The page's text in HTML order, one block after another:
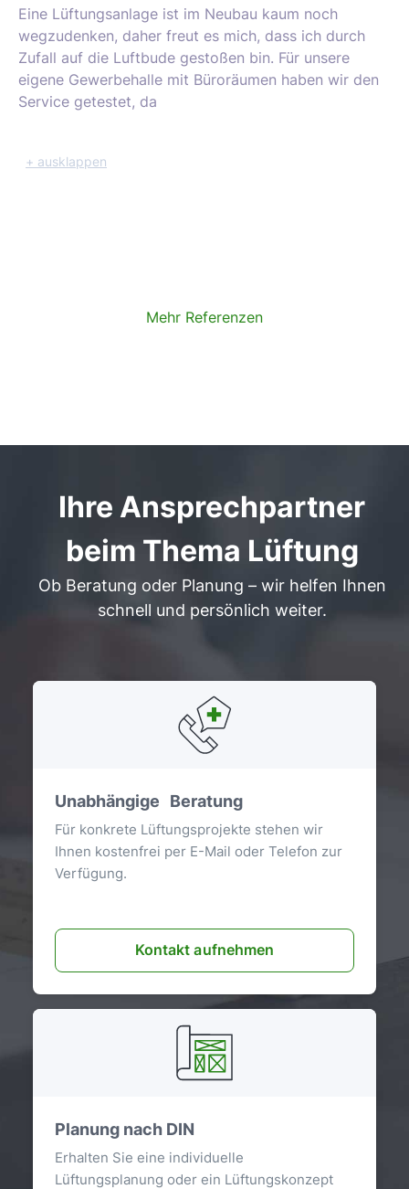
Eine Lüftungsanlage ist im Neubau kaum noch
wegzudenken, daher freut es mich, dass ich durch
Zufall auf die Luftbude gestoßen bin. Für unsere
eigene Gewerbehalle mit Büroräumen haben wir den
Service getestet, da
+ ausklappen
Mehr Referenzen
Ihre Ansprechpartner
beim Thema Lüftung
Ob Beratung oder Planung – wir helfen Ihnen
schnell und persönlich weiter.
Unabhängige Beratung
Für konkrete Lüftungsprojekte stehen wir
Ihnen kostenfrei per E-Mail oder Telefon zur
Verfügung.
Kontakt aufnehmen
Planung nach DIN
Erhalten Sie eine individuelle
Lüftungsplanung oder ein Lüftungskonzept